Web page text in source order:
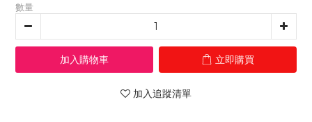
數量
加入購物車 立即購買
加入追蹤清單